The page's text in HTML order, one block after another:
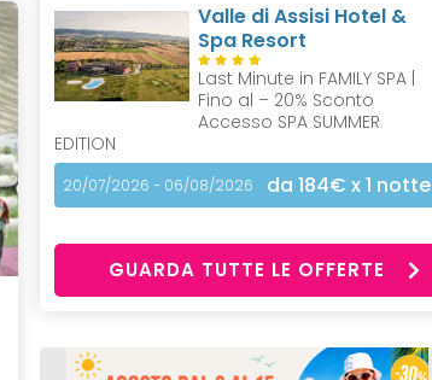
Valle di Assisi Hotel &
Spa Resort
Last Minute in FAMILY SPA |
Fino al – 20% Sconto
Accesso SPA SUMMER
EDITION
20/07/2026 - 06/08/2026 da 184€ x 1 notte
GUARDA TUTTE LE OFFERTE